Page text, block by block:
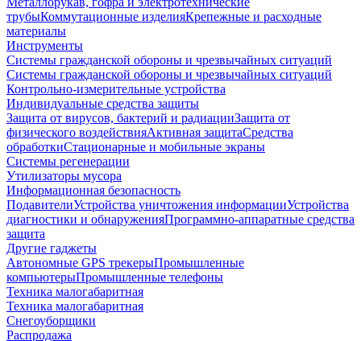
трубыКоммутационные изделияКрепежные и расходные
материалы
Инструменты
Системы гражданской обороны и чрезвычайных ситуаций
Системы гражданской обороны и чрезвычайных ситуаций
Контрольно-измерительные устройства
Индивидуальные средства защиты
Защита от вирусов, бактерий и радиацииЗащита от
физического воздействияАктивная защитаСредства
обработкиСтационарные и мобильные экраны
Системы регенерации
Утилизаторы мусора
Информационная безопасность
ПодавителиУстройства уничтожения информацииУстройства
диагностики и обнаруженияПрограммно-аппаратные средства
защита
Другие гаджеты
Автономные GPS трекерыПромышленные
компьютерыПромышленные телефоны
Техника малогабаритная
Техника малогабаритная
Снегоуборщики
Распродажа